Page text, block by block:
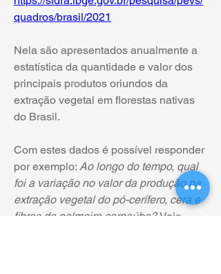
quadros/brasil/2021
Nela são apresentados anualmente a
estatística da quantidade e valor dos
principais produtos oriundos da
extração vegetal em florestas nativas
do Brasil.
Com estes dados é possível responder
por exemplo: Ao longo do tempo, qual
foi a variação no valor da produção na
extração vegetal do pó-cerífero, cera e
fibras da palmeira carnaúba? Veja